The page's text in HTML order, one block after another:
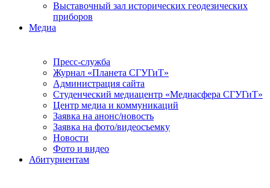
Выставочный зал исторических геодезических
приборов
Медиа
Пресс-служба
Журнал «Планета СГУГиТ»
Администрация сайта
Студенческий медиацентр «Медиасфера СГУГиТ»
Центр медиа и коммуникаций
Заявка на анонс/новость
Заявка на фото/видеосъемку
Новости
Фото и видео
Абитуриентам